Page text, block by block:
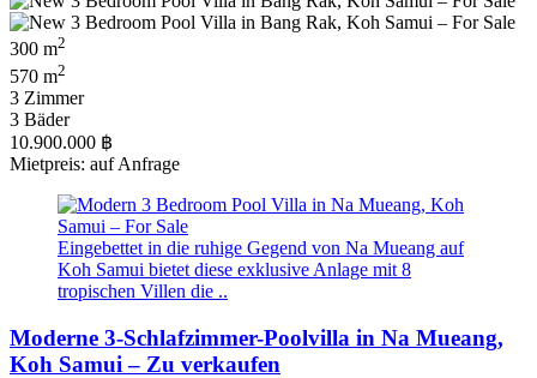
300 m2
570 m2
3 Zimmer
3 Bäder
10.900.000 ฿
Mietpreis: auf Anfrage
Eingebettet in die ruhige Gegend von Na Mueang auf
Koh Samui bietet diese exklusive Anlage mit 8
tropischen Villen die ..
Moderne 3-Schlafzimmer-Poolvilla in Na Mueang,
Koh Samui – Zu verkaufen